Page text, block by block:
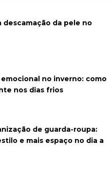
descamação da pele no
no inverno: como
nos dias frios
de guarda-roupa:
e mais espaço no dia a